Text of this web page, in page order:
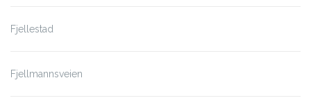
Fjellestad
Fjellmannsveien